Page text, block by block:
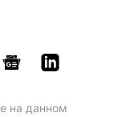
на данном